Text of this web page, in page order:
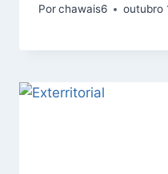
Porchawais6 outubro